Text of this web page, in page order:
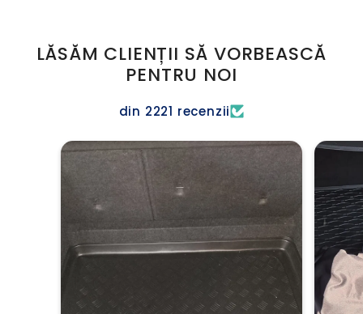
LĂSĂM CLIENȚII SĂ VORBEASCĂ
PENTRU NOI
din 2221 recenzii